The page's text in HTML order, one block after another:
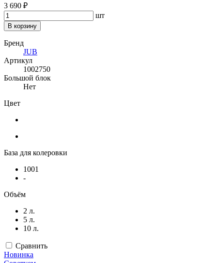
3 690 ₽
шт
В корзину
Бренд
JUB
Артикул
1002750
Большой блок
Нет
Цвет
База для колеровки
1001
-
Объём
2 л.
5 л.
10 л.
Сравнить
Новинка